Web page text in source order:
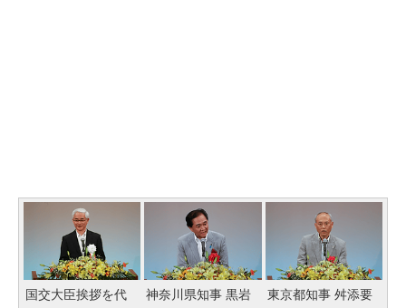
国交大臣挨拶を代
神奈川県知事 黒岩
東京都知事 舛添要